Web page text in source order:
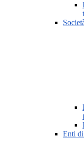
Enti